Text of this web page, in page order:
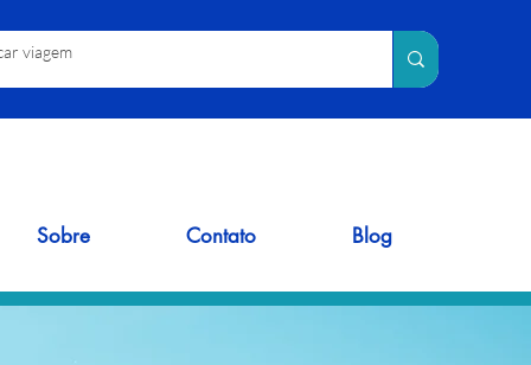
Sobre Contato Blog